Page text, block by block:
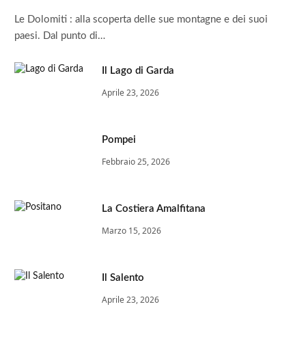
Le Dolomiti : alla scoperta delle sue montagne e dei suoi
paesi. Dal punto di…
Il Lago di Garda
Aprile 23, 2026
Pompei
Febbraio 25, 2026
La Costiera Amalfitana
Marzo 15, 2026
Il Salento
Aprile 23, 2026